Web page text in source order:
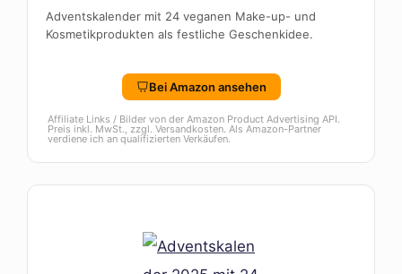
Adventskalender mit 24 veganen Make-up- und
Kosmetikprodukten als festliche Geschenkidee.
Bei Amazon ansehen
Affiliate Links / Bilder von der Amazon Product Advertising API.
Preis inkl. MwSt., zzgl. Versandkosten. Als Amazon-Partner
verdiene ich an qualifizierten Verkäufen.